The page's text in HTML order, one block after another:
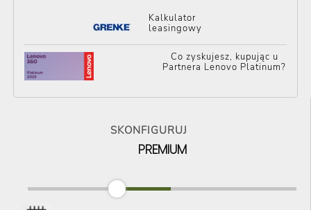
Kalkulator
leasingowy
Co zyskujesz, kupując u
Partnera Lenovo Platinum?
SKONFIGURUJ
PREMIUM